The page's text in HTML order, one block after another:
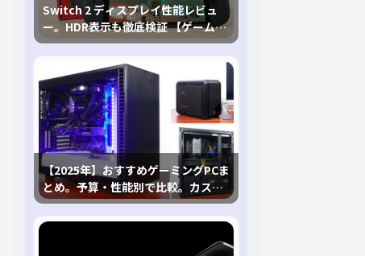
Switch 2 ディスプレイ性能レビュ
ー。HDR表示も徹底検証 【ゲームに
おけるHDRの未来を切り開く1台！】
【2025年】おすすめゲーミングPCま
とめ。予算・性能別で比較。カスタ
マイズ指南も